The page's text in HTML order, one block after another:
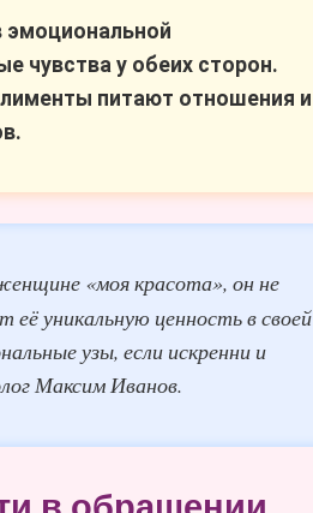
чувства у обеих сторон.
питают отношения и
«моя красота», он не
уникальную ценность в своей
узы, если искренни и
Максим Иванов.